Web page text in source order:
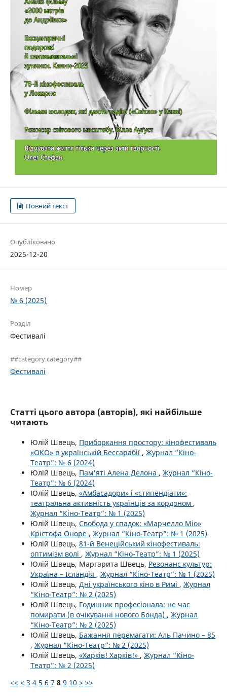
Повний текст
Опубліковано
2025-12-20
Номер
№ 6 (2025)
Розділ
Фестивалі
##category.category##
Фестивалі
Статті цього автора (авторів), які найбільше
читають
Юлій Швець, Приборкання простору: кінофестиваль
«ОКО» в українській Бессарабії , Журнал “Кіно-
Театр”: № 6 (2024)
Юлій Швець, Пам'яті Алена Делона , Журнал “Кіно-
Театр”: № 6 (2024)
Юлій Швець, «Амбасадори» і «стипендіати»:
театральна активність українців за кордоном ,
Журнал “Кіно-Театр”: № 1 (2025)
Юлій Швець, Свобода у спадок: «Марчелло Міо»
Крістофа Оноре , Журнал “Кіно-Театр”: № 1 (2025)
Юлій Швець, 81-й Венеційський кінофестиваль:
оптимізм волі , Журнал “Кіно-Театр”: № 1 (2025)
Юлій Швець, Маргарита Швець, Резонанс культур:
Україна – Ісландія , Журнал “Кіно-Театр”: № 1 (2025)
Юлій Швець, Дні українського кіно в Римі , Журнал
“Кіно-Театр”: № 2 (2025)
Юлій Швець, Годинник професіонала: не час
помирати (в очікуваннi нового Бонда) , Журнал
“Кіно-Театр”: № 2 (2025)
Юлій Швець, Бажання перемагати: Аль Пачино – 85
, Журнал “Кіно-Театр”: № 2 (2025)
Юлій Швець, «Харків! Харків!» , Журнал “Кіно-
Театр”: № 2 (2025)
<< < 3 4 5 6 7 8 9 10 > >>